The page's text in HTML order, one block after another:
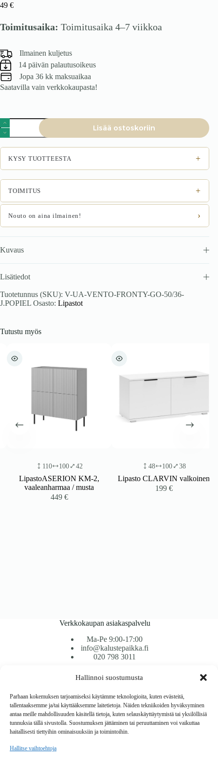
Hallinnoi suostumusta
Parhaan kokemuksen tarjoamiseksi käytämme teknologioita, kuten evästeitä,
tallentaaksemme ja/tai käyttääksemme laitetietoja. Näiden tekniikoiden hyväksyminen
antaa meille mahdollisuuden käsitellä tietoja, kuten selauskäyttäytymistä tai yksilöllisiä
tunnuksia tällä sivustolla. Suostumuksen jättäminen tai peruuttaminen voi vaikuttaa
haitallisesti tiettyihin ominaisuuksiin ja toimintoihin.
Hallitse vaihtoehtoja
49 €
Toimitusaika: Toimitusaika 4–7 viikkoa
Ilmainen kuljetus
14 päivän palautusoikeus
Jopa 36 kk maksuaikaa
Saatavilla vain verkkokaupasta!
VENTO
GO-
50/36
ees,
väri:
vaalea
harmaa
korkeakiilto
määrä
Lisää ostoskoriin
KYSY TUOTTEESTA +
TOIMITUS +
Nouto on aina ilmainen! ›
Kuvaus
Lisätiedot
Tuotetunnus (SKU): V-UA-VENTO-FRONTY-GO-50/36-
J.POPIEL Osasto: Lipastot
Tutustu myös
110 100 42
LipastoASERION KM-2,
vaaleanharmaa / musta
449€
48 100 38
Lipasto CLARVIN valkoinen
199€
Verkkokaupan asiakaspalvelu
Ma-Pe 9:00-17:00
info@kalustepaikka.fi
020 798 3011
Tavarantoimitus / Maksutavat
Toimitustavat
Maksutavat
Vaihto ja palautus
Reklamaatiot